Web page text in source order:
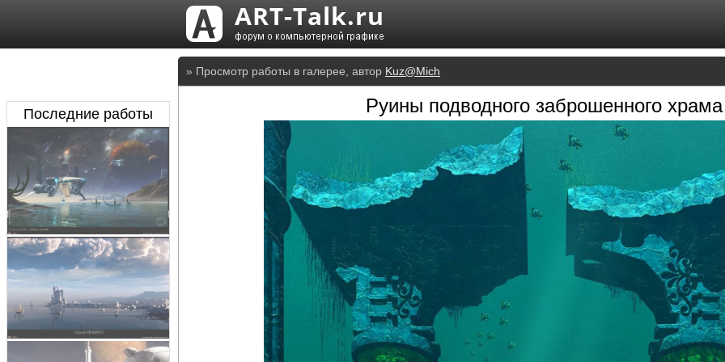
» Просмотр работы в галерее, автор Kuz@Mich
Руины подводного заброшенного храма
Последние работы